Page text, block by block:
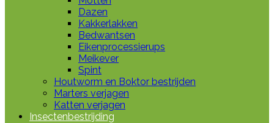
Dazen
Kakkerlakken
Bedwantsen
Eikenprocessierups
Meikever
Spint
Houtworm en Boktor bestrijden
Marters verjagen
Katten verjagen
Insectenbestrijding